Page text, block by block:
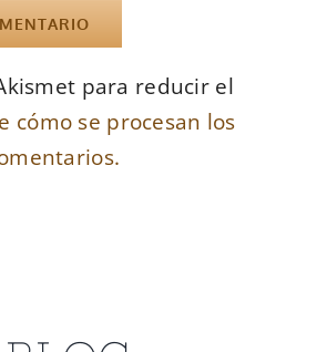
para reducir el
cómo se procesan los